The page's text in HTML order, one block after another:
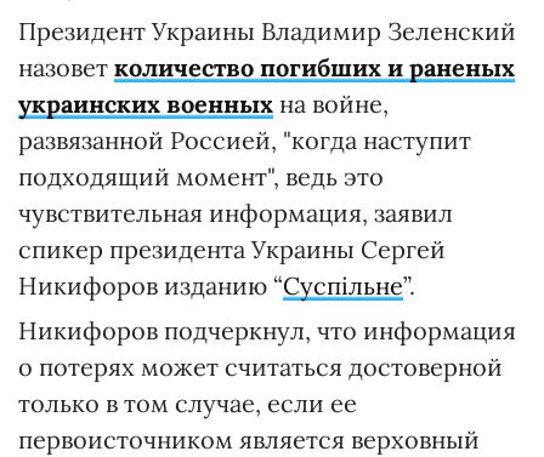
Президент Украины Владимир Зеленский
назовет количество погибших и раненых
украинских военных на войне,
развязанной Россией, "когда наступит
подходящий момент", ведь это
чувствительная информация, заявил
спикер президента Украины Сергей
Никифоров изданию “Суспільне”.
Никифоров подчеркнул, что информация
о потерях может считаться достоверной
только в том случае, если ее
первоисточником является верховный